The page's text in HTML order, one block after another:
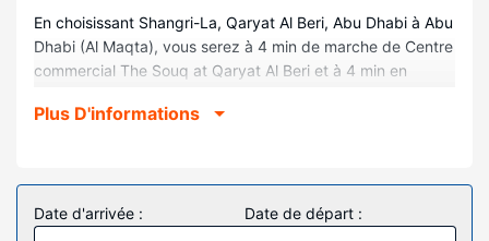
En choisissant Shangri-La, Qaryat Al Beri, Abu Dhabi à Abu
Dhabi (Al Maqta), vous serez à 4 min de marche de Centre
commercial The Souq at Qaryat Al Beri et à 4 min en
se trouve à 7 km de Abu Dhabi Golf Club et à 7,4 km de
Les 213 chambres climatisées de l'hébergement vous
invitent à la détente et comprennent un minibar et une
Plus D'informations
Date d'arrivée : Date de départ :